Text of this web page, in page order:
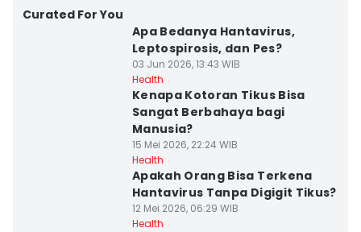
Curated For You
Apa Bedanya Hantavirus,
Leptospirosis, dan Pes?
03 Jun 2026, 13:43 WIB
Health
Kenapa Kotoran Tikus Bisa
Sangat Berbahaya bagi
Manusia?
15 Mei 2026, 22:24 WIB
Health
Apakah Orang Bisa Terkena
Hantavirus Tanpa Digigit Tikus?
12 Mei 2026, 06:29 WIB
Health